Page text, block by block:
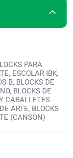
PARA
ESCOLAR IBK,
B, BLOCKS DE
BLOCKS DE
CABALLETES -
ARTE, BLOCKS
(CANSON)